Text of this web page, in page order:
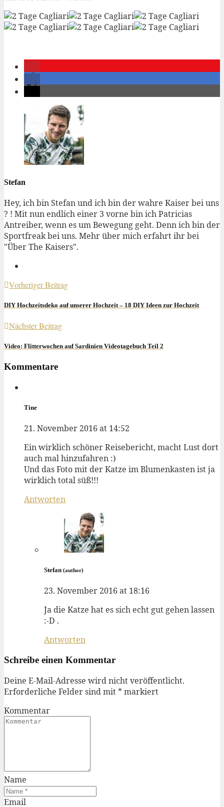
Stefan
Hey, ich bin Stefan und ich bin der wahre Kaiser bei uns
? ! Mit nun endlich einer 3 vorne bin ich Patricias
Antreiber, wenn es um Bewegung geht. Denn ich bin der
Sportfreak bei uns. Mehr über mich erfahrt ihr bei
"Über The Kaisers".
Vorheriger Beitrag
DIY Hochzeitsdeko auf unserer Hochzeit – 18 DIY Ideen zur Hochzeit
Nächster Beitrag
Video: Flitterwochen auf Sardinien Videotagebuch Teil 2
Kommentare
Tine
21. November 2016 at 14:52
Ein wirklich schöner Reisebericht, macht Lust dort
auch mal hinzufahren :)
Und das Foto mit der Katze im Blumenkasten ist ja
wirklich total süß!!!
Antworten
Stefan (author)
23. November 2016 at 18:16
Ja die Katze hat es sich echt gut gehen lassen
:-D .
Antworten
Schreibe einen Kommentar
Deine E-Mail-Adresse wird nicht veröffentlicht.
Erforderliche Felder sind mit * markiert
Kommentar
Name
Email